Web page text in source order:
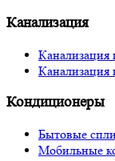
Канализация
Канализация
Канализация
Кондиционеры
Бытовые
Мобильные